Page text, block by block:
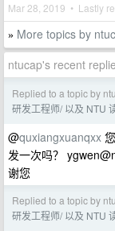
Mar 28, 2019 • Lastly
» More topics by
ntucap's recent
Replied to a topic by
研发工程师/ 以及 NTU
@quxiangxuanqxx
发一次吗？
谢您
Replied to a topic by
研发工程师/ 以及 NTU